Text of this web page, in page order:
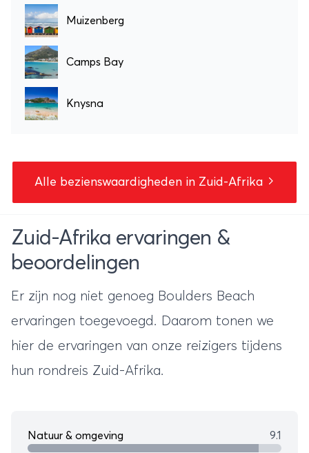
Muizenberg
Camps Bay
Knysna
Alle bezienswaardigheden in Zuid-Afrika
Zuid-Afrika ervaringen &
beoordelingen
Er zijn nog niet genoeg Boulders Beach
ervaringen toegevoegd. Daarom tonen we
hier de ervaringen van onze reizigers tijdens
hun rondreis Zuid-Afrika.
Natuur & omgeving 9.1